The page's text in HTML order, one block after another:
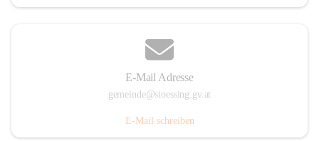
E-Mail Adresse
gemeinde@stoessing.gv.at
E-Mail schreiben